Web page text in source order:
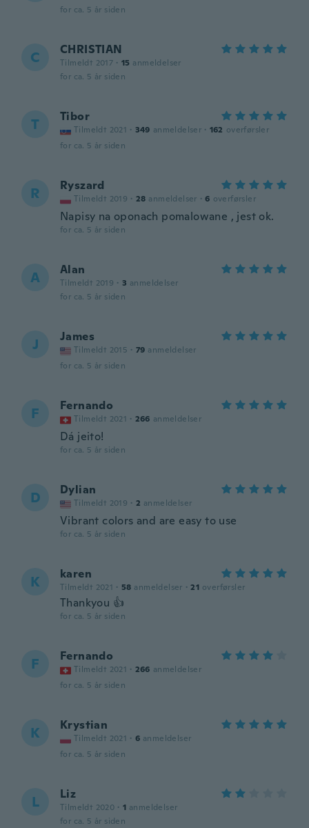
for ca. 5 år siden
C CHRISTIAN
Tilmeldt 2017 · 15 anmeldelser
for ca. 5 år siden
T Tibor
Tilmeldt 2021 · 349 anmeldelser · 162 overførsler
for ca. 5 år siden
R Ryszard
Tilmeldt 2019 · 28 anmeldelser · 6 overførsler
Napisy na oponach pomalowane , jest ok.
for ca. 5 år siden
A Alan
Tilmeldt 2019 · 3 anmeldelser
for ca. 5 år siden
J James
Tilmeldt 2015 · 79 anmeldelser
for ca. 5 år siden
F Fernando
Tilmeldt 2021 · 266 anmeldelser
Dá jeito!
for ca. 5 år siden
D Dylian
Tilmeldt 2019 · 2 anmeldelser
Vibrant colors and are easy to use
for ca. 5 år siden
K karen
Tilmeldt 2021 · 58 anmeldelser · 21 overførsler
Thankyou 👍
for ca. 5 år siden
F Fernando
Tilmeldt 2021 · 266 anmeldelser
for ca. 5 år siden
K Krystian
Tilmeldt 2021 · 6 anmeldelser
for ca. 5 år siden
L Liz
Tilmeldt 2020 · 1 anmeldelser
for ca. 5 år siden